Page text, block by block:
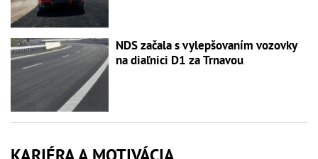
NDS začala s vylepšovaním vozovky
na diaľnici D1 za Trnavou